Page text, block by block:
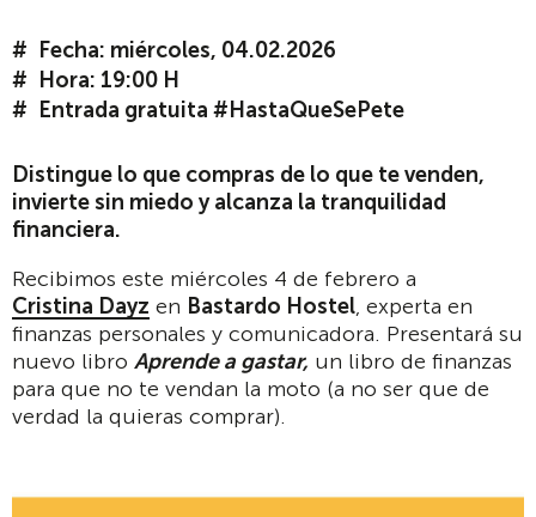
Fecha: miércoles, 04.02.2026
Hora: 19:00 H
Entrada gratuita #HastaQueSePete
Distingue lo que compras de lo que te venden,
invierte sin miedo y alcanza la tranquilidad
financiera.
Recibimos este miércoles 4 de febrero a
Cristina Dayz en Bastardo Hostel, experta en
finanzas personales y comunicadora. Presentará su
nuevo libro Aprende a gastar, un libro de finanzas
para que no te vendan la moto (a no ser que de
verdad la quieras comprar).